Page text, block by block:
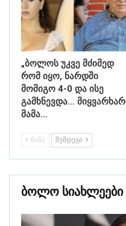
„ბოლოს უკვე მძიმედ
რომ იყო, ნარდში
მომიგო 4-0 და ისე
გამხნევდა… მიყვარხარ
მამა…
ᲬᲘᲜᲐ ᲨᲔᲛᲓᲔᲒᲘ
Ბოლო Სიახლეები